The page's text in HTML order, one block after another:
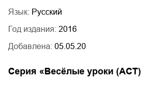
Язык: Русский
Год издания: 2016
Добавлена: 05.05.20
Серия « Весёлые уроки (АСТ)